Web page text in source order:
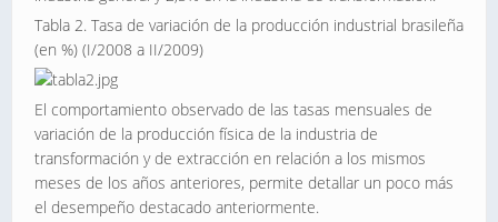
Tabla 2. Tasa de variación de la producción industrial brasileña
(en %) (I/2008 a II/2009)
El comportamiento observado de las tasas mensuales de
variación de la producción física de la industria de
transformación y de extracción en relación a los mismos
meses de los años anteriores, permite detallar un poco más
el desempeño destacado anteriormente.